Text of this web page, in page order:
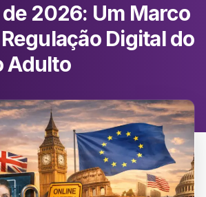
2026: Um Marco
Digital do
Adulto